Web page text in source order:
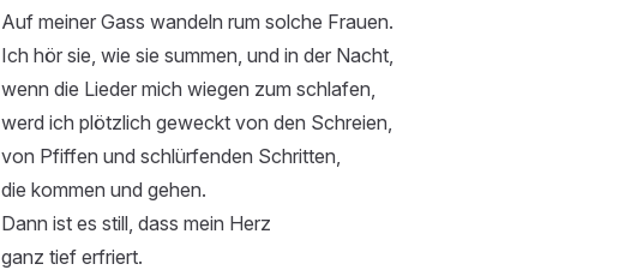
Auf meiner Gass wandeln rum solche Frauen.
Ich hör sie, wie sie summen, und in der Nacht,
wenn die Lieder mich wiegen zum schlafen,
werd ich plötzlich geweckt von den Schreien,
von Pfiffen und schlürfenden Schritten,
die kommen und gehen.
Dann ist es still, dass mein Herz
ganz tief erfriert.